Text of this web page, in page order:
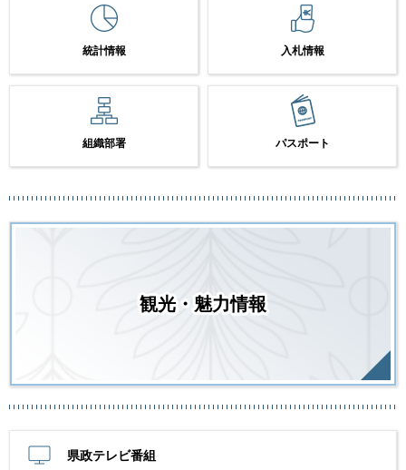
統計情報 入札情報
組織部署 パスポート
観光・魅力情報
県政テレビ番組